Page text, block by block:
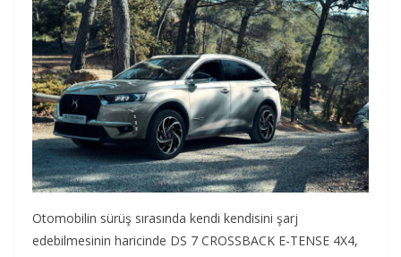
Otomobilin sürüş sırasında kendi kendisini şarj
edebilmesinin haricinde DS 7 CROSSBACK E-TENSE 4X4,